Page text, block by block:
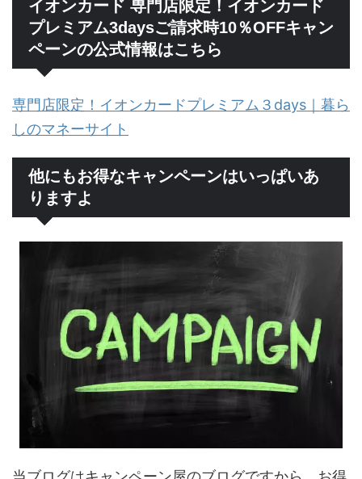
イオンカード 専門店限定！イオンカード
プレミアム3daysご請求時10％OFFキャン
ペーンの公式情報はこちら
専門店限定！イオンカードプレミアム３days｜暮ら
しのマネーサイト
他にもお得なキャンペーンはいっぱいあ
りますよ